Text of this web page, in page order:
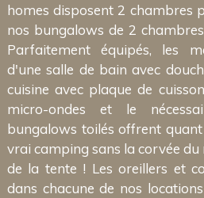
homes disposent 2 chambres
nos bungalows de 2
Parfaitement équipés, les
d'une salle de bain avec
cuisine avec plaque de
micro-ondes et le
bungalows toilés offrent
vrai camping sans la corvée
de la tente ! Les oreillers et
dans chacune de nos